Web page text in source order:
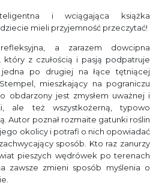
i wciągająca książka
mieli przyjemność przeczytać!
a zarazem dowcipna
który z czułością i pasją podpatruje
po drugiej na łące tętniącej
mieszkający na pograniczu
obdarzony jest zmysłem uważnej i
ale też wszystkożerną, typowo
Autor poznał rozmaite gatunki roślin
okolicy i potrafi o nich opowiadać
sposób. Kto raz zanurzy
pieszych wędrówek po terenach
zawsze zmieni sposób myślenia o